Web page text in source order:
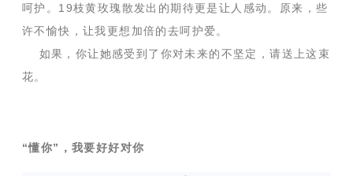
呵护。19枝黄玫瑰散发出的期待更是让人感动。原来，些
许不愉快，让我更想加倍的去呵护爱。
如果，你让她感受到了你对未来的不坚定，请送上这束
花。
“懂你”，我要好好对你